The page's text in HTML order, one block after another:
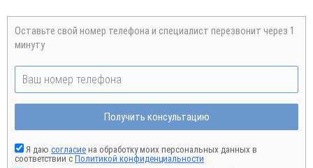
Оставьте свой номер телефона и специалист перезвонит через 1
минуту
Получить консультацию
Я даю согласие на обработку моих персональных данных в
соответствии с Политикой конфиденциальности